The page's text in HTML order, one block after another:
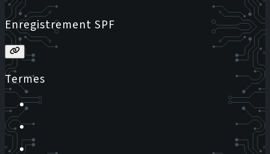
Enregistrement SPF
Termes